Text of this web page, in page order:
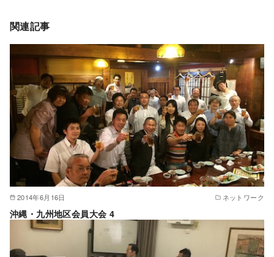
関連記事
2014年6月16日 ネットワーク
沖縄・九州地区会員大会 4